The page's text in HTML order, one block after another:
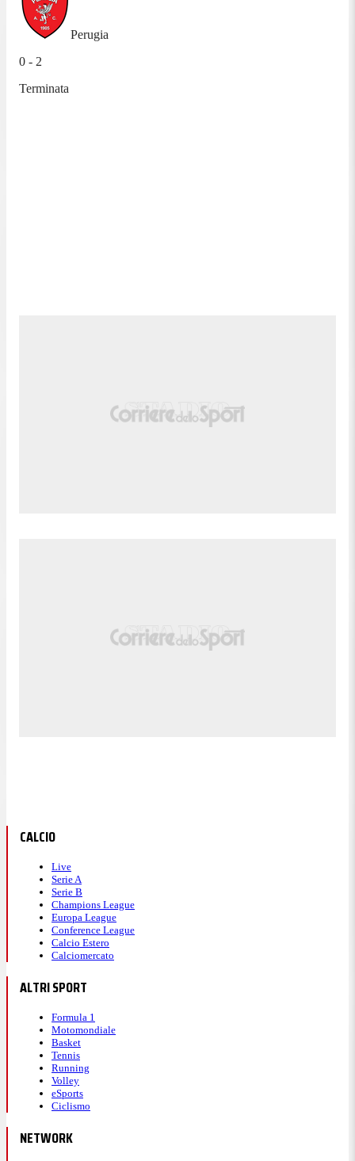
Perugia
0 - 2
Terminata
CALCIO
Live
Serie A
Serie B
Champions League
Europa League
Conference League
Calcio Estero
Calciomercato
ALTRI SPORT
Formula 1
Motomondiale
Basket
Tennis
Running
Volley
eSports
Ciclismo
NETWORK